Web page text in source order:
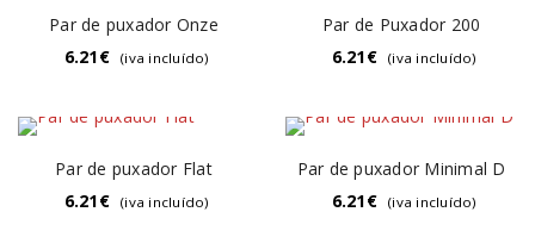
Par de puxador Onze
6.21€ (iva incluído)
Par de Puxador 200
6.21€ (iva incluído)
Par de puxador Flat
6.21€ (iva incluído)
Par de puxador Minimal D
6.21€ (iva incluído)